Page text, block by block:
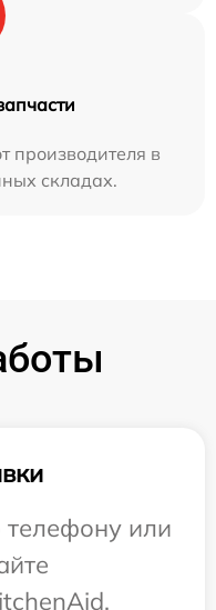
производителя в
складах.
или